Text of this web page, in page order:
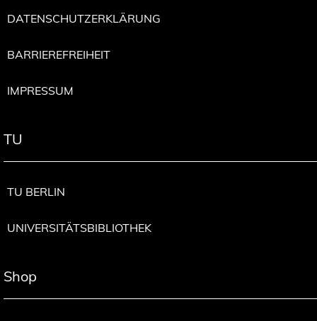
DATENSCHUTZERKLÄRUNG
BARRIEREFREIHEIT
IMPRESSUM
TU
TU BERLIN
UNIVERSITÄTSBIBLIOTHEK
Shop